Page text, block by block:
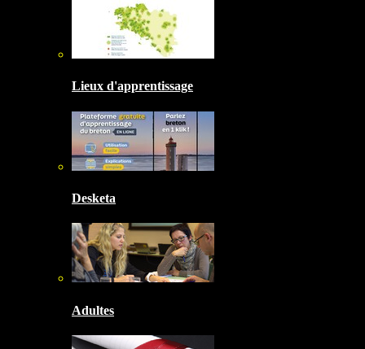
Lieux d'apprentissage
Desketa
Adultes